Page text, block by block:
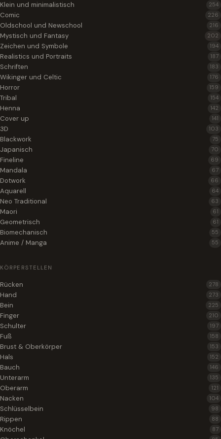
Klein und minimalistisch 254
Comic 226
Oldschool und Newschool 216
Mystisch und Fantasy 202
Zeichen und Symbole 194
Realistics und Portraits 187
Schriften 183
Wikinger und Celtic 176
Horror 159
Tribal 154
Henna 142
Cover up 141
3D 103
Blackwork 75
Japanisch 70
Fineline 69
Mandala 67
Dotwork 66
Aquarell 64
Neo Traditional 63
Maori 61
Geometrisch 61
Biomechanisch 55
Anime / Manga 55
KÖRPERSTELLEN
Rücken 278
Hand 273
Bein 225
Finger 210
Schulter 197
Fuß 158
Brust & Oberkörper 153
Hals 152
Bauch 146
Unterarm 135
Oberarm 121
Nacken 104
Schlüsselbein 98
Rippen 88
Knöchel 87